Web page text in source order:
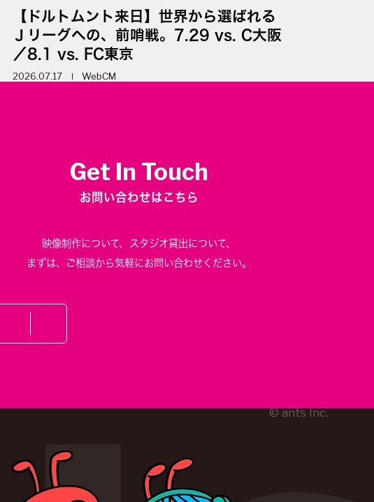
【ドルトムント来日】世界から選ばれる
Ｊリーグへの、前哨戦。7.29 vs. C大阪
／8.1 vs. FC東京
2026.07.17 WebCM
Get In Touch
お問い合わせはこちら
映像制作について、
スタジオ貸出について、
まずは、
ご相談から気軽にお問い合わせください。
© ants Inc.